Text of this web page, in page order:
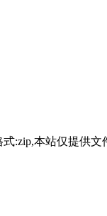
式:zip,本站仅提